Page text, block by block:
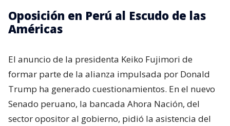
Oposición en Perú al Escudo de las
Américas
El anuncio de la presidenta Keiko Fujimori de
formar parte de la alianza impulsada por Donald
Trump ha generado cuestionamientos. En el nuevo
Senado peruano, la bancada Ahora Nación, del
sector opositor al gobierno, pidió la asistencia del